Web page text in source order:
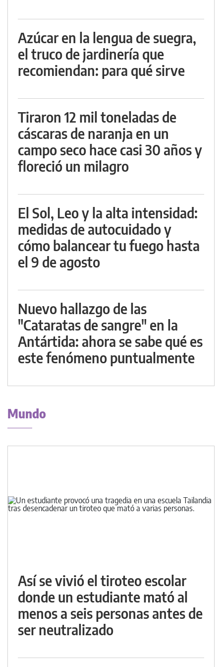
Azúcar en la lengua de suegra,
el truco de jardinería que
recomiendan: para qué sirve
Tiraron 12 mil toneladas de
cáscaras de naranja en un
campo seco hace casi 30 años y
floreció un milagro
El Sol, Leo y la alta intensidad:
medidas de autocuidado y
cómo balancear tu fuego hasta
el 9 de agosto
Nuevo hallazgo de las
"Cataratas de sangre" en la
Antártida: ahora se sabe qué es
este fenómeno puntualmente
Mundo
Así se vivió el tiroteo escolar
donde un estudiante mató al
menos a seis personas antes de
ser neutralizado